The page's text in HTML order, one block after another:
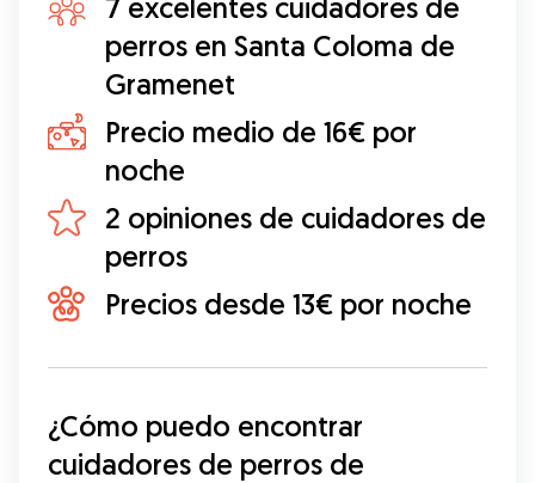
7 excelentes cuidadores de
perros en Santa Coloma de
Gramenet
Precio medio de 16€ por
noche
2 opiniones de cuidadores de
perros
Precios desde 13€ por noche
¿Cómo puedo encontrar
cuidadores de perros de